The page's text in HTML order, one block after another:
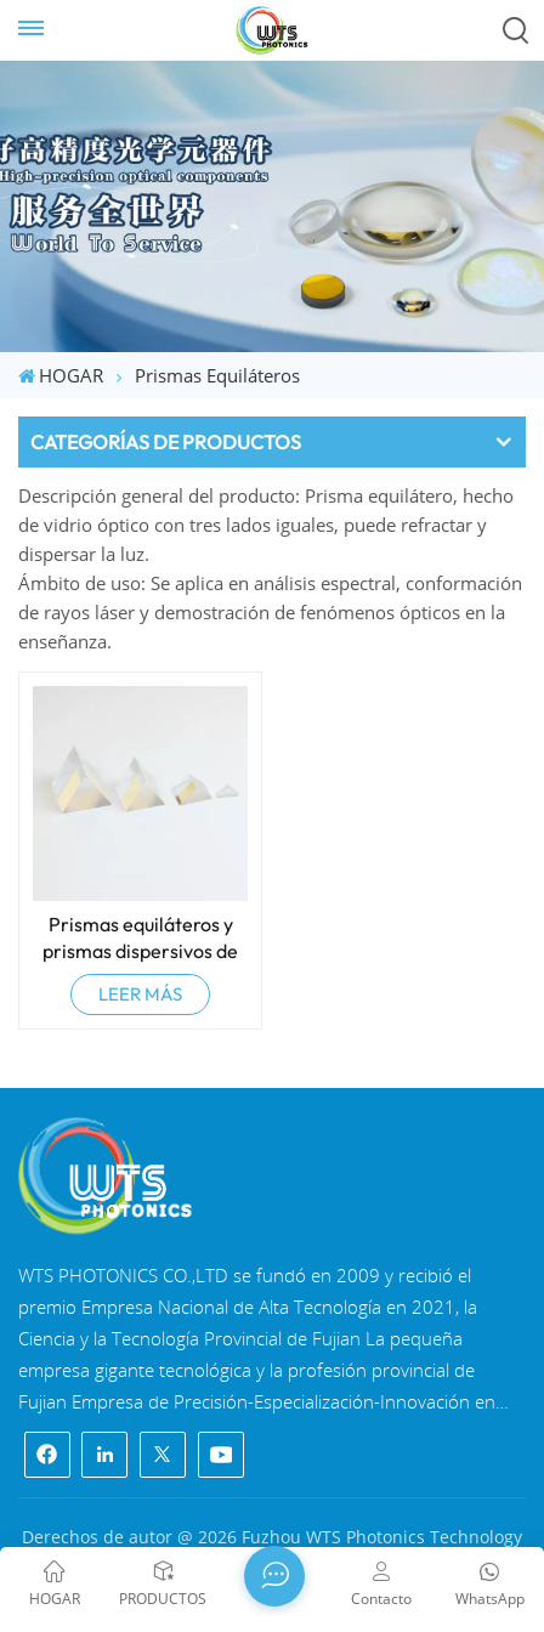
HOGAR Prismas Equiláteros
CATEGORÍAS DE PRODUCTOS
Descripción general del producto: Prisma equilátero, hecho
de vidrio óptico con tres lados iguales, puede refractar y
dispersar la luz.
Ámbito de uso: Se aplica en análisis espectral, conformación
de rayos láser y demostración de fenómenos ópticos en la
enseñanza.
Prismas equiláteros y
prismas dispersivos de
vidrio óptico de alta
calidad
LEER MÁS
WTS PHOTONICS CO.,LTD se fundó en 2009 y recibió el
premio Empresa Nacional de Alta Tecnología en 2021, la
Ciencia y la Tecnología Provincial de Fujian La pequeña
empresa gigante tecnológica y la profesión provincial de
Fujian Empresa de Precisión-Especialización-Innovación en
2022. WTS se ubica en el Hermosa ciudad costera del sureste,
Fuzhou, una famosa ciudad óptica en China. WTS cuenta
con 11.000 metros cuadrados de naves industriales
estandarizadas, un grupo de personal técnico calificado y un
sistema completo de procesamiento óptico, Sistema de
recubrimiento, sistema de ensamblaje y sistema de control de
Derechos de autor @ 2026 Fuzhou WTS Photonics Technology
Co., Ltd. Reservados todos los derechos .
RED
SOPORTADA闽ICP备2024080551号 Mapa del sitio /Blog/
HOGAR PRODUCTOS WhatsApp
Contacto